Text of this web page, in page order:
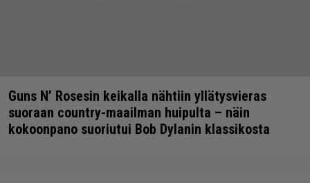
Guns N’ Rosesin keikalla nähtiin yllätysvieras
suoraan country-maailman huipulta – näin
kokoonpano suoriutui Bob Dylanin klassikosta